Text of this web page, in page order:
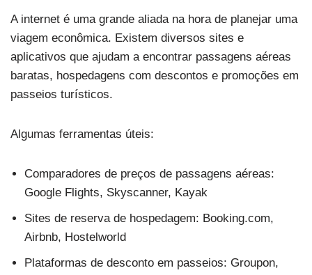
A internet é uma grande aliada na hora de planejar uma
viagem econômica. Existem diversos sites e
aplicativos que ajudam a encontrar passagens aéreas
baratas, hospedagens com descontos e promoções em
passeios turísticos.
Algumas ferramentas úteis:
Comparadores de preços de passagens aéreas:
Google Flights, Skyscanner, Kayak
Sites de reserva de hospedagem: Booking.com,
Airbnb, Hostelworld
Plataformas de desconto em passeios: Groupon,